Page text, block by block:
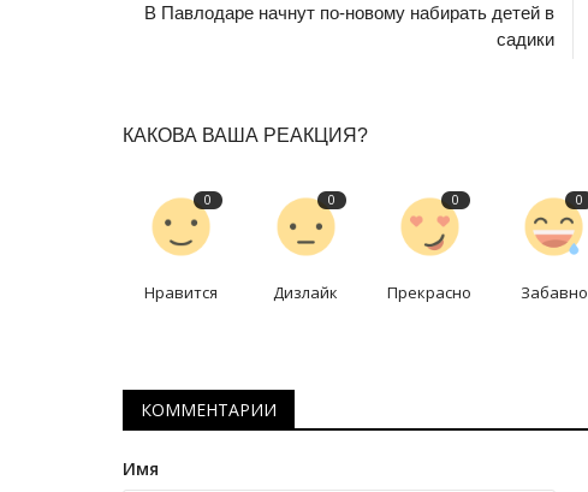
В Павлодаре начнут по-новому набирать детей в
садики
КАКОВА ВАША РЕАКЦИЯ?
0
Нравится
0
Дизлайк
0
Прекрасно
0
Забавно
КОММЕНТАРИИ
Имя